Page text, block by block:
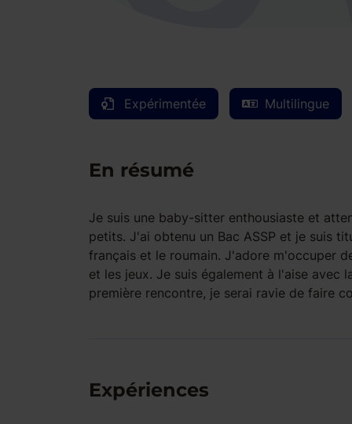
Expérimentée Multilingue
En résumé
Je suis une baby-sitter enthousiaste et
petits. J'ai obtenu un Bac ASSP et je suis
français et le roumain. J'adore m'occuper
et les jeux. Je suis également à l'aise avec
première rencontre, je serai ravie de faire
Expériences